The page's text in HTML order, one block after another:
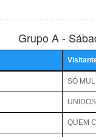
Grupo A -
SÓ
QUEM